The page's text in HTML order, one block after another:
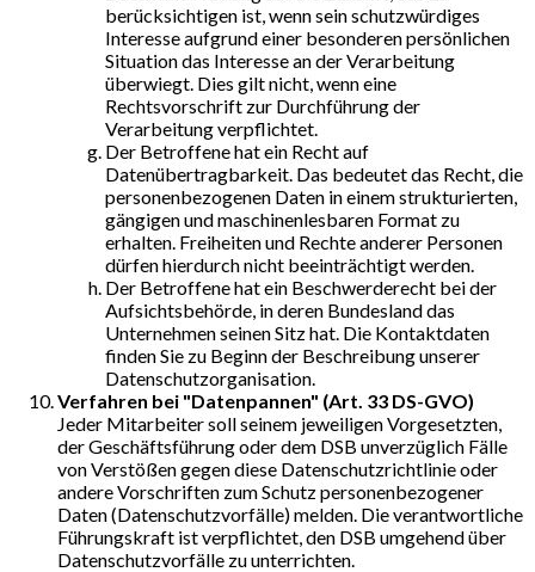
berücksichtigen ist, wenn sein schutzwürdiges
Interesse aufgrund einer besonderen persönlichen
Situation das Interesse an der Verarbeitung
überwiegt. Dies gilt nicht, wenn eine
Rechtsvorschrift zur Durchführung der
Verarbeitung verpflichtet.
Der Betroffene hat ein Recht auf
Datenübertragbarkeit. Das bedeutet das Recht, die
personenbezogenen Daten in einem strukturierten,
gängigen und maschinenlesbaren Format zu
erhalten. Freiheiten und Rechte anderer Personen
dürfen hierdurch nicht beeinträchtigt werden.
Der Betroffene hat ein Beschwerderecht bei der
Aufsichtsbehörde, in deren Bundesland das
Unternehmen seinen Sitz hat. Die Kontaktdaten
finden Sie zu Beginn der Beschreibung unserer
Datenschutzorganisation.
Verfahren bei "Datenpannen" (Art. 33 DS-GVO)
Jeder Mitarbeiter soll seinem jeweiligen Vorgesetzten,
der Geschäftsführung oder dem DSB unverzüglich Fälle
von Verstößen gegen diese Datenschutzrichtlinie oder
andere Vorschriften zum Schutz personenbezogener
Daten (Datenschutzvorfälle) melden. Die verantwortliche
Führungskraft ist verpflichtet, den DSB umgehend über
Datenschutzvorfälle zu unterrichten.